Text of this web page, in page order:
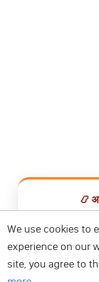
📿
📅
We use cookies to
experience on our
site, you agree to